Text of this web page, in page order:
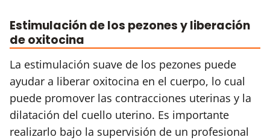
Estimulación de los pezones y liberación
de oxitocina
La estimulación suave de los pezones puede
ayudar a liberar oxitocina en el cuerpo, lo cual
puede promover las contracciones uterinas y la
dilatación del cuello uterino. Es importante
realizarlo bajo la supervisión de un profesional